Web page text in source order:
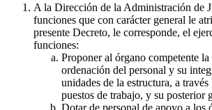
A la Dirección de la Administración de
funciones que con carácter general le
presente Decreto, le corresponde, el
funciones:
Proponer al órgano competente
ordenación del personal y su
unidades de la estructura, a
puestos de trabajo, y su posterior
Dotar de personal de apoyo a los